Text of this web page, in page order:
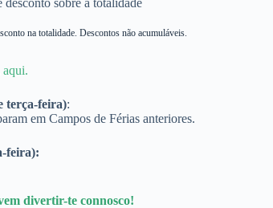
sobre a totalidade
na totalidade. Descontos não acumuláveis.
aqui.
terça-feira):
em Campos de Férias anteriores.
feira):
divertir-te connosco!